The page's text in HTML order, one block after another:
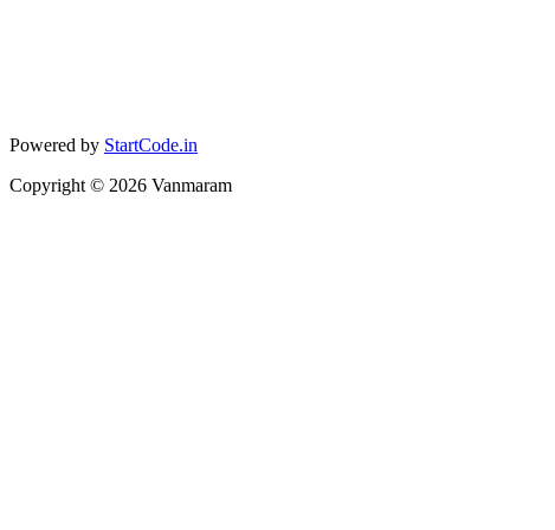
Powered by StartCode.in
Copyright © 2026 Vanmaram